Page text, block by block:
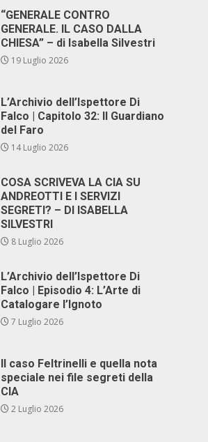
“GENERALE CONTRO
GENERALE. IL CASO DALLA
CHIESA” – di Isabella Silvestri
19 Luglio 2026
L’Archivio dell’Ispettore Di
Falco | Capitolo 32: Il Guardiano
del Faro
14 Luglio 2026
COSA SCRIVEVA LA CIA SU
ANDREOTTI E I SERVIZI
SEGRETI? – DI ISABELLA
SILVESTRI
8 Luglio 2026
L’Archivio dell’Ispettore Di
Falco | Episodio 4: L’Arte di
Catalogare l’Ignoto
7 Luglio 2026
Il caso Feltrinelli e quella nota
speciale nei file segreti della
CIA
2 Luglio 2026